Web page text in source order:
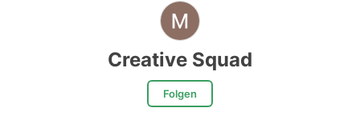
Creative Squad
Folgen